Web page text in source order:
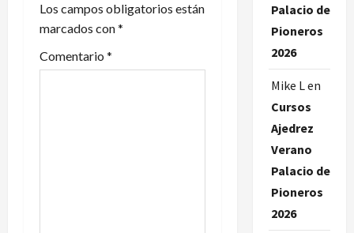
ó
n
Los campos obligatorios están
marcados con*
Comentario *
Palacio de
Pioneros
2026
Mike Len
Cursos
Ajedrez
Verano
Palacio de
Pioneros
2026